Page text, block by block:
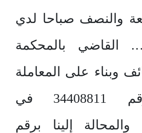
والنصف صباحا لدي
بالمحكمة
وبناء على المعاملة
المقيدة برقم 34408811 في
2/18 ه والمحالة إلينا برقم